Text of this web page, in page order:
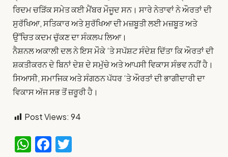
ਰਿਦਮ ਚੜਿੱਕ ਸਮੇਤ ਕਈ ਮੈਂਬਰ ਮੌਜੂਦ ਸਨ। ਸਾਰੇ ਨੇਤਾਵਾਂ ਨੇ ਔਰਤਾਂ ਦੀ
ਸੁਰੱਖਿਆ, ਸਤਿਕਾਰ ਅਤੇ ਸੁਰੱਖਿਆ ਦੀ ਮਜ਼ਬੂਤੀ ਲਈ ਮਜ਼ਬੂਤ ​​ਅਤੇ
ਉੱਚਿਤ ਕਦਮ ਚੁੱਕਣ ਦਾ ਸੰਕਲਪ ਲਿਆ।
ਨੈਸ਼ਨਲ ਅਕਾਲੀ ਦਲ ਨੇ ਇਸ ਮੌਕੇ ‘ਤੇ ਸਪੱਸ਼ਟ ਸੰਦੇਸ਼ ਦਿੱਤਾ ਕਿ ਔਰਤਾਂ ਦੀ
ਸ਼ਕਤੀਕਰਨ ਦੇ ਬਿਨਾਂ ਦੇਸ਼ ਦੇ ਸਮੁੱਚੇ ਅਤੇ ਆਪਸੀ ਵਿਕਾਸ ਸੰਭਵ ਨਹੀਂ ਹੈ।
ਸਿਆਸੀ, ਸਮਾਜਿਕ ਅਤੇ ਸੰਗਠਨ ਪੱਧਰ ‘ਤੇ ਔਰਤਾਂ ਦੀ ਭਾਗੀਦਾਰੀ ਦਾ
ਵਿਕਾਸ ਅੱਜ ਸਭ ਤੋਂ ਜ਼ਰੂਰੀ ਹੈ।
Post Views: 94
WhatsApp
Facebook